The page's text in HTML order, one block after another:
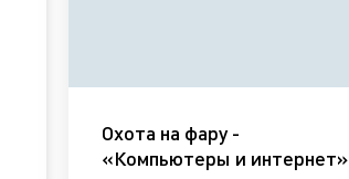
Охота на фару -
«Компьютеры и интернет»